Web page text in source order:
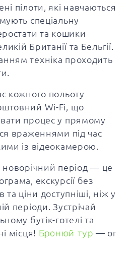
пілоти, які навчаються
спеціальну
та кошики
Британії та Бельгії.
техніка проходить
кожного польоту
Wi-Fi, що
процес у прямому
враженнями під час
із відеокамерою.
новорічний період — це
екскурсії без
та ціни доступніші, ніж у
періоди. Зустрічай
бутік-готелі та
місця! Бронюй тур — or